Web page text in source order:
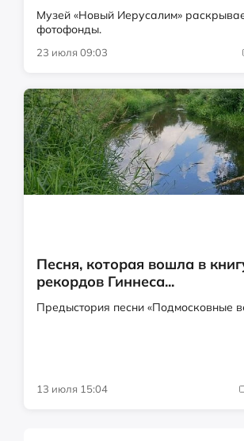
Музей «Новый Иерусалим»
фотофонды.
23 июля 09:03
Песня, которая вошла в
рекордов Гиннеса...
Предыстория песни «Подмосковные
13 июля 15:04